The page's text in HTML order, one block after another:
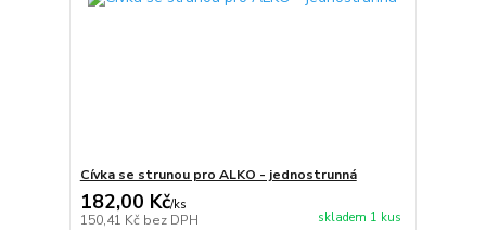
Cívka se strunou pro ALKO - jednostrunná
182,00 Kč/ks
150,41 Kč bez DPH skladem 1 kus